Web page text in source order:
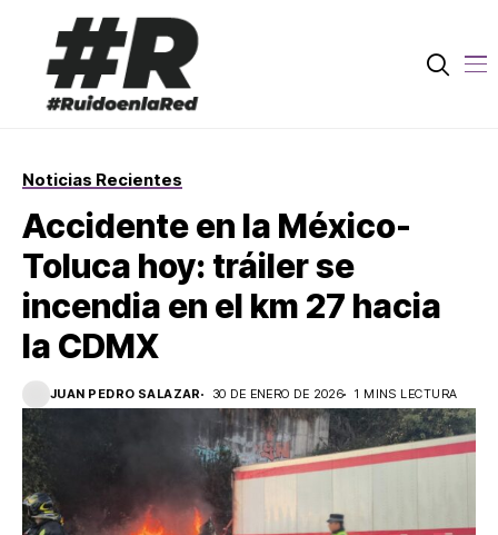
Noticias Recientes
Accidente en la México-
Toluca hoy: tráiler se
incendia en el km 27 hacia
la CDMX
JUAN PEDRO SALAZAR 30 DE ENERO DE 2026 1 MINS LECTURA